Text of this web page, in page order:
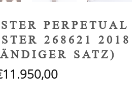
PERPETUAL
268621 2018
SATZ)
11.950,00